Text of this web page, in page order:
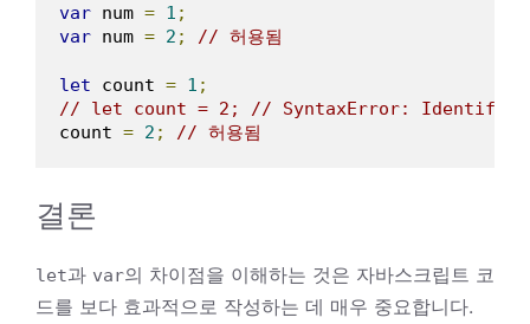
var num = 1 ;
var num = 2 ; // 허용됨
let count = 1 ;
// let count = 2; // SyntaxError: Identifier
count = 2 ; // 허용됨
결론
let과 var의 차이점을 이해하는 것은 자바스크립트 코
드를 보다 효과적으로 작성하는 데 매우 중요합니다.